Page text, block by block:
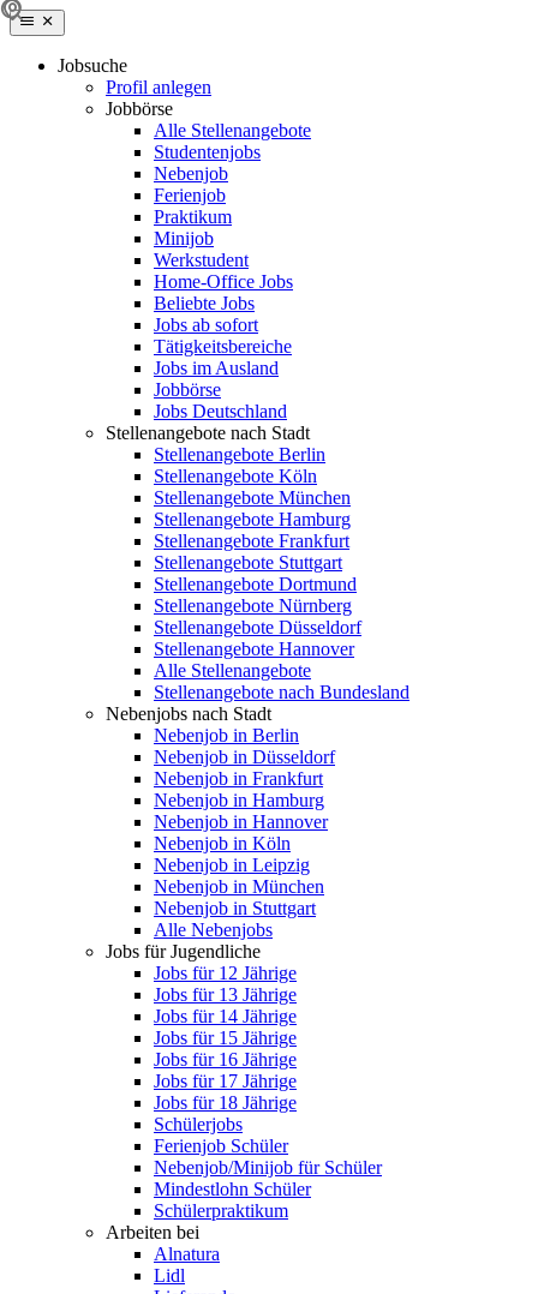
Jobsuche
Profil anlegen
Jobbörse
Alle Stellenangebote
Studentenjobs
Nebenjob
Ferienjob
Praktikum
Minijob
Werkstudent
Home-Office Jobs
Beliebte Jobs
Jobs ab sofort
Tätigkeitsbereiche
Jobs im Ausland
Jobbörse
Jobs Deutschland
Stellenangebote nach Stadt
Stellenangebote Berlin
Stellenangebote Köln
Stellenangebote München
Stellenangebote Hamburg
Stellenangebote Frankfurt
Stellenangebote Stuttgart
Stellenangebote Dortmund
Stellenangebote Nürnberg
Stellenangebote Düsseldorf
Stellenangebote Hannover
Alle Stellenangebote
Stellenangebote nach Bundesland
Nebenjobs nach Stadt
Nebenjob in Berlin
Nebenjob in Düsseldorf
Nebenjob in Frankfurt
Nebenjob in Hamburg
Nebenjob in Hannover
Nebenjob in Köln
Nebenjob in Leipzig
Nebenjob in München
Nebenjob in Stuttgart
Alle Nebenjobs
Jobs für Jugendliche
Jobs für 12 Jährige
Jobs für 13 Jährige
Jobs für 14 Jährige
Jobs für 15 Jährige
Jobs für 16 Jährige
Jobs für 17 Jährige
Jobs für 18 Jährige
Schülerjobs
Ferienjob Schüler
Nebenjob/Minijob für Schüler
Mindestlohn Schüler
Schülerpraktikum
Arbeiten bei
Alnatura
Lidl